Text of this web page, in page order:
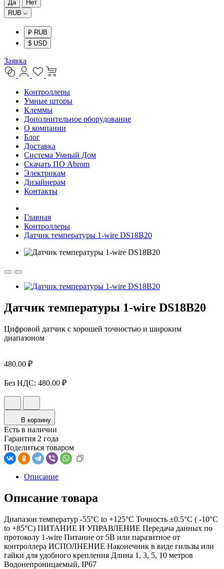
RUB
₽ RUB
$ USD
Заявка
Контроллеры
Умные шторы
Клеммы
Дополнительное оборудование
О компании
Блог
Доставка
Система Умный Дом
Скачать ПО Abrom
Электрикам
Дизайнерам
Контакты
Главная
Контроллеры
Датчик температуры 1-wire DS18B20
Датчик температуры 1-wire DS18B20
Цифровой датчик с хорошей точностью и широким
диапазоном
480.00 ₽
Без НДС: 480.00 ₽
В корзину
Есть в наличии
Гарантия 2 года
Поделиться товаром
Описание
Описание товара
Диапазон температур -55°C to +125°C Точность ±0.5°C ( -10°C
to +85°C) ПИТАНИЕ И УПРАВЛЕНИЕ Передача данных по
протоколу 1-wire Питание от 5В или паразитное от
контроллера ИСПОЛНЕНИЕ Наконечник в виде гильзы или
гайки для удобного крепления Длина 1, 3, 5, 10 метров
Водонепроницаемый, IP67